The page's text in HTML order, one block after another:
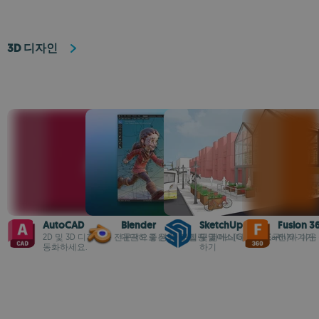
3D 디자인
AutoCAD
2D 및 3D 디자인을 전문적으로 생성, 편집 및 자
동화하세요.
Blender
대단히 좋은 3D 모델링 및 애니메이션 도구
SketchUp Pro
구글어스(Google Earth)와 쉬운
하기
Fusion
전자 기기,